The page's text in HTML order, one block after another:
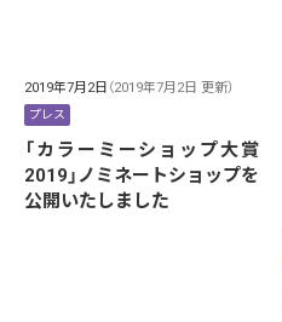
2019年7月2日 （2019年7月2日 更新）
プレス
「カラーミーショップ大賞
2019」ノミネートショップを
公開いたしました